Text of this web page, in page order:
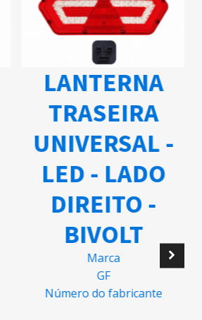
LANTERNA
TRASEIRA
UNIVERSAL -
LED - LADO
DIREITO -
BIVOLT
Marca
GF
Número do fabricante